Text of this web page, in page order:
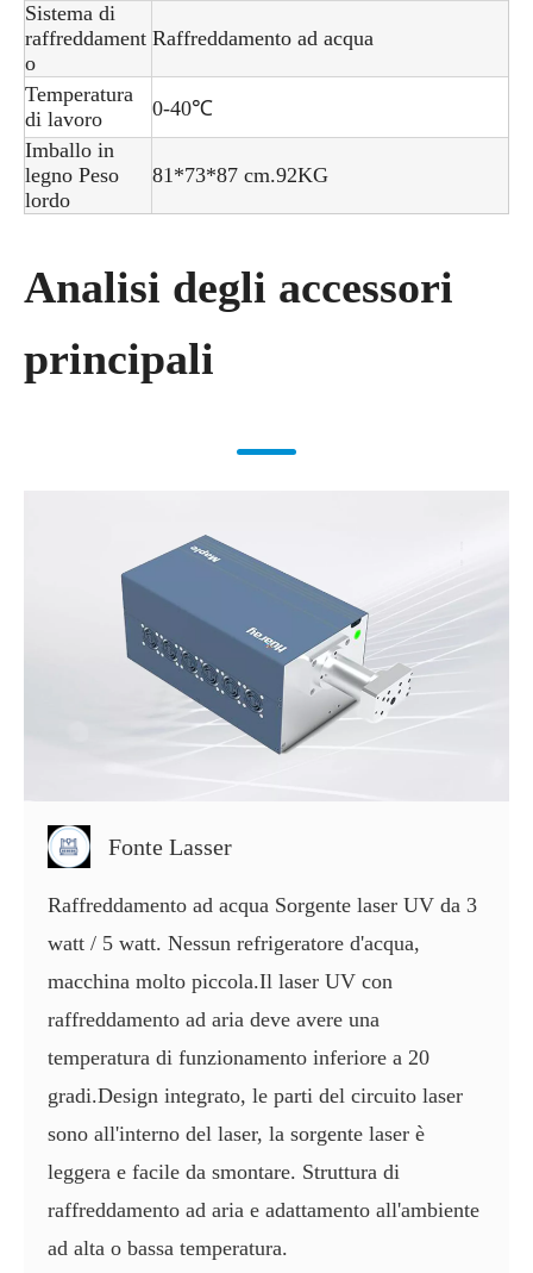
Sistema di
raffreddament
o
Raffreddamento ad acqua
Temperatura
di lavoro
0-40℃
Imballo in
legno Peso
lordo
81*73*87 cm.92KG
Analisi degli accessori
principali​​​​​​​
Fonte Lasser
Raffreddamento ad acqua Sorgente laser UV da 3
watt / 5 watt. Nessun refrigeratore d'acqua,
macchina molto piccola.Il laser UV con
raffreddamento ad aria deve avere una
temperatura di funzionamento inferiore a 20
gradi.Design integrato, le parti del circuito laser
sono all'interno del laser, la sorgente laser è
leggera e facile da smontare. Struttura di
raffreddamento ad aria e adattamento all'ambiente
ad alta o bassa temperatura.